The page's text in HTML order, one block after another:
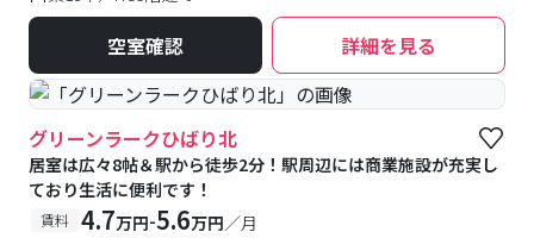
空室確認 詳細を見る
グリーンラークひばり北
居室は広々8帖＆駅から徒歩2分！駅周辺には商業施設が充実し
ており生活に便利です！
賃料 4.7万円-5.6万円／月